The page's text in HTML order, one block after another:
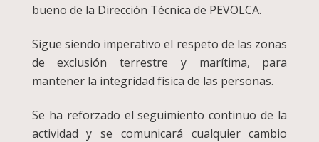
bueno de la Dirección Técnica de PEVOLCA.
Sigue siendo imperativo el respeto de las zonas
de exclusión terrestre y marítima, para
mantener la integridad física de las personas.
Se ha reforzado el seguimiento continuo de la
actividad y se comunicará cualquier cambio